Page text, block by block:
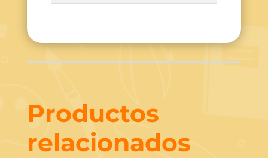
Productos
relacionados